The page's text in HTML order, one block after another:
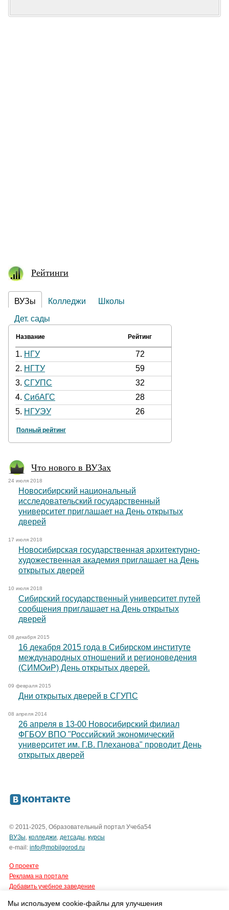
Рейтинги
ВУЗы Колледжи
Школы
Дет. сады
Название Рейтинг
1. НГУ
72
2. НГТУ
59
3. СГУПС
32
4. СибАГС
28
5. НГУЭУ 26
Полный рейтинг
Что нового в ВУЗах
24 июля 2018
Новосибирский национальный
исследовательский государственный
университет приглашает на День открытых
дверей
17 июля 2018
Новосибирская государственная архитектурно-
художественная академия приглашает на День
открытых дверей
10 июля 2018
Сибирский государственный университет путей
сообщения приглашает на День открытых
дверей
08 декабря 2015
16 декабря 2015 года в Сибирском институте
международных отношений и регионоведения
(СИМОиР) День открытых дверей.
09 февраля 2015
Дни открытых дверей в СГУПС
08 апреля 2014
26 апреля в 13-00 Новосибирский филиал
ФГБОУ ВПО "Российский экономический
университет им. Г.В. Плеханова" проводит День
открытых дверей
© 2011-2025, Образовательный портал Учеба54
ВУЗы, колледжи, детсады, курсы
e-mail: info@mobilgorod.ru
О проекте
Реклама на портале
Добавить учебное заведение
Все права защищены.
Мы используем cookie-файлы для улучшения